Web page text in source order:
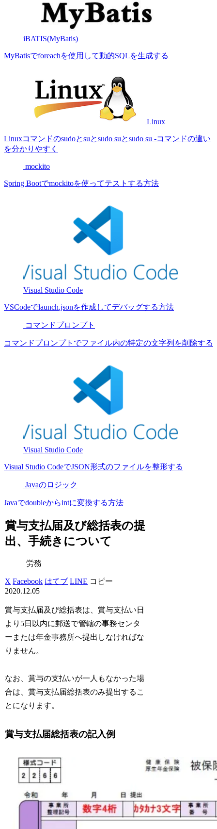
iBATIS(MyBatis)
MyBatisでforeachを使用して動的SQLを生成する
Linux
Linuxコマンドのsudoとsuとsudo suとsudo su -コマンドの違い
を分かりやすく
mockito
Spring Bootでmockitoを使ってテストする方法
Visual Studio Code
VSCodeでlaunch.jsonを作成してデバッグする方法
コマンドプロンプト
コマンドプロンプトでファイル内の特定の文字列を削除する
Visual Studio Code
Visual Studio CodeでJSON形式のファイルを整形する
Javaのロジック
Javaでdoubleからintに変換する方法
賞与支払届及び総括表の提
出、手続きについて
労務
X Facebook はてブ LINE コピー
2020.12.05
賞与支払届及び総括表は、賞与支払い日
より5日以内に郵送で管轄の事務センタ
ーまたは年金事務所へ提出しなければな
りません。
なお、賞与の支払いが一人もなかった場
合は、賞与支払届総括表のみ提出するこ
とになります。
賞与支払届総括表の記入例